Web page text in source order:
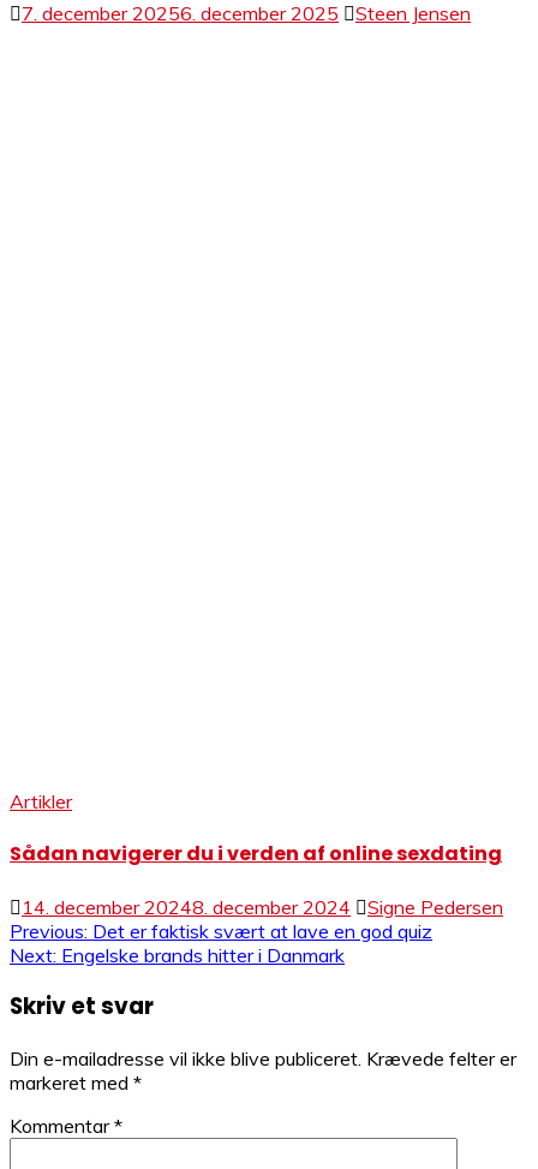
7. december 20256. december 2025 Steen Jensen
Artikler
Sådan navigerer du i verden af online sexdating
14. december 20248. december 2024 Signe Pedersen
Indlægsnavigation
Previous: Det er faktisk svært at lave en god quiz
Next: Engelske brands hitter i Danmark
Skriv et svar
Din e-mailadresse vil ikke blive publiceret. Krævede felter er
markeret med *
Kommentar*